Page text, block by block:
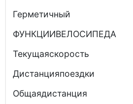
Герметичный
ФУНКЦИИВЕЛОСИПЕДА
Текущаяскорость
Дистанцияпоездки
Общаядистанция